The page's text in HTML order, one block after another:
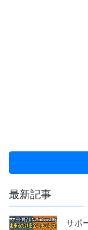
最新記事
サポ